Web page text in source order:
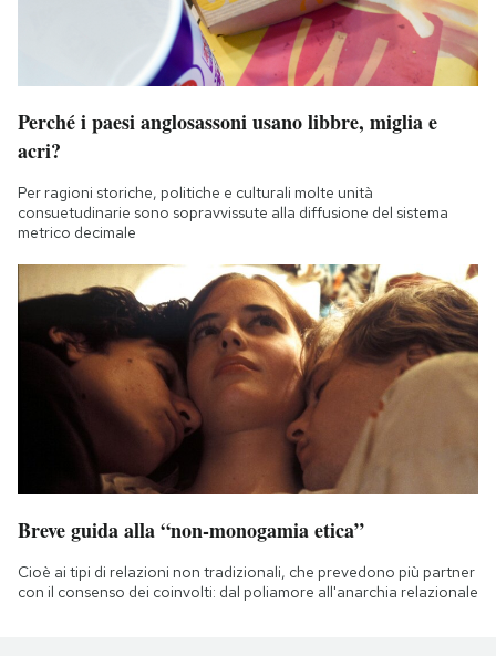
Perché i paesi anglosassoni usano libbre, miglia e
acri?
Per ragioni storiche, politiche e culturali molte unità
consuetudinarie sono sopravvissute alla diffusione del sistema
metrico decimale
Breve guida alla “non-monogamia etica”
Cioè ai tipi di relazioni non tradizionali, che prevedono più partner
con il consenso dei coinvolti: dal poliamore all'anarchia relazionale